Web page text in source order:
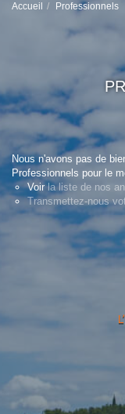
Accueil Professionnels
Nous n'avons pas de
Professionnels pour le
Voirla liste de nos
Transmettez-nous